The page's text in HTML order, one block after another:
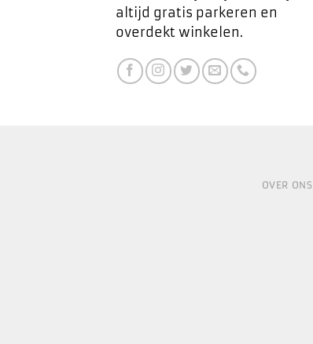
altijd gratis parkeren en
overdekt winkelen.
OVER ONS